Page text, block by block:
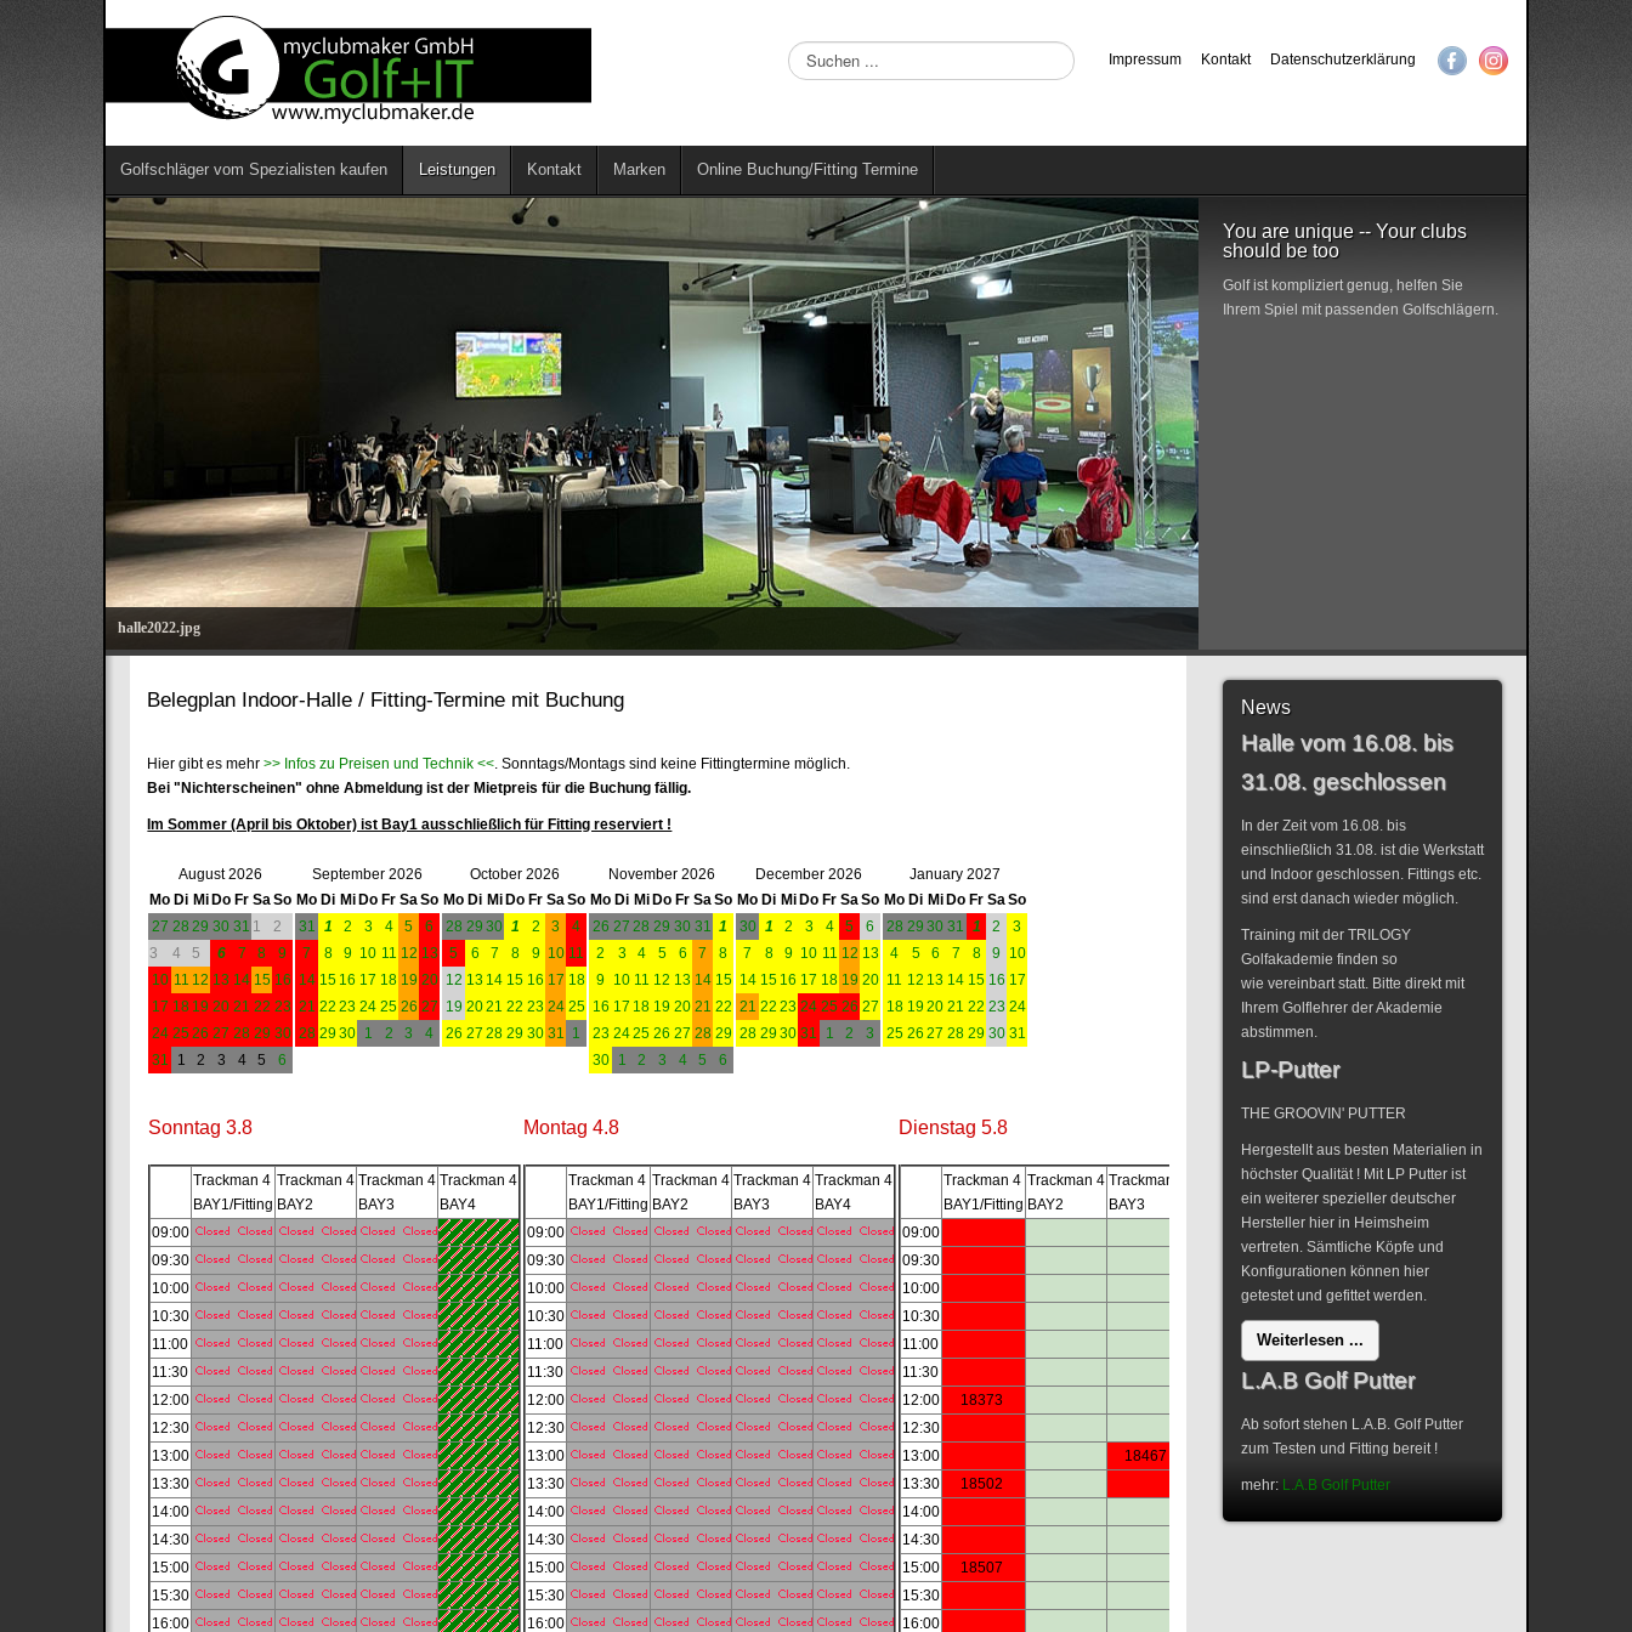
Suchen
...
Impressum Kontakt Datenschutzerklärung
Golfschläger vom Spezialisten kaufen Leistungen Kontakt Marken Online Buchung/Fitting Termine
halle2022.jpg
You are unique -- Your clubs
should be too
Golf ist kompliziert genug, helfen Sie
Ihrem Spiel mit passenden Golfschlägern.
Belegplan Indoor-Halle / Fitting-Termine mit Buchung
Hier gibt es mehr>> Infos zu Preisen und Technik <<. Sonntags/Montags sind keine Fittingtermine möglich.
Bei "Nichterscheinen" ohne Abmeldung ist der Mietpreis für die Buchung fällig.
Im Sommer (April bis Oktober) ist Bay1 ausschließlich für Fitting reserviert !
August 2026
Mo Di Mi Do Fr SaSo
27 28 29 30 31 1
2
3
4 5 6 7 8
9
10 11 12 13 14 15 16
17 18 19 20 21 22 23
24 2526 27 28 29 30
31
1 2 3 4 5 6
September 2026
Mo Di Mi Do Fr SaSo
31 1 2 3 4 5
6
7
8 9 10 11 12 13
14 15 16 17 18 19 20
21 22 23 24 25 26 27
28 2930 1 2 3 4
October 2026
Mo Di Mi Do Fr SaSo
28 29 30 1 2 3
4
5
6 7 8 9 10 11
12 13 14 15 16 17 18
19 2021 22 23 24 25
26 27 28 29 30 31 1
November 2026
Mo Di Mi Do Fr SaSo
26 27 28 29 30 31 1
2
3 4 5 6 7
8
9 10 11 12 13 14 15
16 17 18 19 20 21 22
23 2425 26 27 28 29
30 1 2 3 4 5 6
December 2026
Mo Di Mi Do Fr SaSo
30 1 2 3 4 5
6
7
8 9 10 11 12 13
14 15 16 17 18 19 20
21 22 23 24 25 26 27
28 2930 31 1 2 3
January 2027
Mo Di Mi Do Fr SaSo
28 29 30 31 1 2
3
4
5 6 7 8 9
10
11 12 13 14 15 16 17
18 1920 21 22 23 24
25 26 27 28 29 30 31
Sonntag 3.8
Trackman 4
BAY1/Fitting
Trackman 4
BAY2
Trackman 4
BAY3
Trackman 4
BAY4
09:00
09:30
10:00
10:30
11:00
11:30
12:00
12:30
13:00
13:30
14:00
14:30
15:00
15:30
16:00
Montag 4.8
Trackman 4
BAY1/Fitting
Trackman 4
BAY2
Trackman 4
BAY3
Trackman 4
BAY4
09:00
09:30
10:00
10:30
11:00
11:30
12:00
12:30
13:00
13:30
14:00
14:30
15:00
15:30
16:00
Dienstag 5.8
Trackman 4
BAY1/Fitting
Trackman 4
BAY2
Trackman 4
BAY3
Trackman 4
09:00
09:30
10:00
10:30
11:00
11:30
12:00
18373
12:30
13:00
18467
13:30
18502
14:00
14:30
15:00
18507
15:30
16:00
Trackman 4
BAY1/Fitting
Trackman 4
BAY2
09:00
10:00
18509
10:30
11:00
11:30
12:30
13:00
13:30
18514
News
Halle vom 16.08. bis
31.08. geschlossen
In der Zeit vom 16.08. bis
einschließlich 31.08. ist die Werkstatt
und Indoor geschlossen. Fittings etc.
sind erst danach wieder möglich.
Training mit der TRILOGY
Golfakademie finden so
wie vereinbart statt. Bitte direkt mit
Ihrem Golflehrer der Akademie
abstimmen.
LP-Putter
THE GROOVIN' PUTTER
Hergestellt aus besten Materialien in
höchster Qualität ! Mit LP Putter ist
ein weiterer spezieller deutscher
Hersteller hier in Heimsheim
vertreten. Sämtliche Köpfe und
Konfigurationen können hier
getestet und gefittet werden.
Weiterlesen ...
L.A.B Golf Putter
Ab sofort stehen L.A.B. Golf Putter
zum Testen und Fitting bereit !
mehr: L.A.B Golf Putter